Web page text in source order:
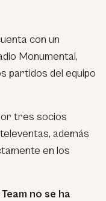
con un
Monumental,
partidos del equipo
tres socios
además
en los
no se ha